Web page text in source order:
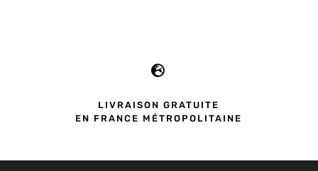

LIVRAISON GRATUITE
EN FRANCE MÉTROPOLITAINE